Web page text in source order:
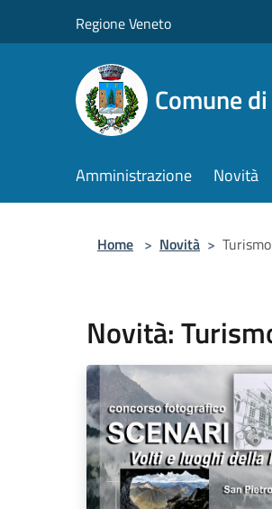
Regione Veneto
Comune
Amministrazione Novità
Home > Novità > Turismo
Novità: